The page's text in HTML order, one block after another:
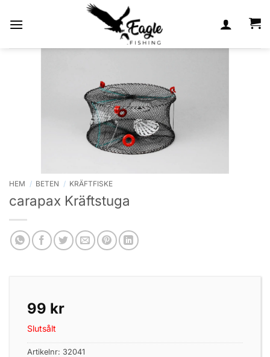
HEM / BETEN / KRÄFTFISKE
carapax Kräftstuga
99 kr
Slutsålt
Artikelnr: 32041